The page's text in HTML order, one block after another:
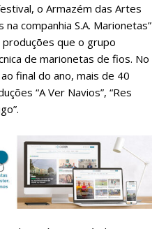
o Armazém das Artes
companhia S.A. Marionetas”
que o grupo
de marionetas de fios. No
final do ano, mais de 40
“A Ver Navios”, “Res